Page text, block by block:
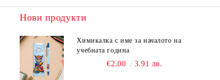
Нови продукти
Химикалка с име за началото на
учебната година
€2.00 3.91 лв.